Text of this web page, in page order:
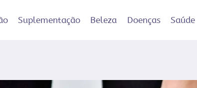
Suplementação Beleza Doenças Saúde